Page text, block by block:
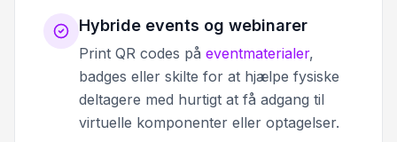
Hybride events og webinarer
Print QR codes på eventmaterialer,
badges eller skilte for at hjælpe fysiske
deltagere med hurtigt at få adgang til
virtuelle komponenter eller optagelser.